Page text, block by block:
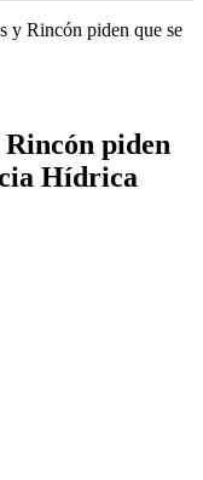
y Rincón piden que se
piden
Hídrica